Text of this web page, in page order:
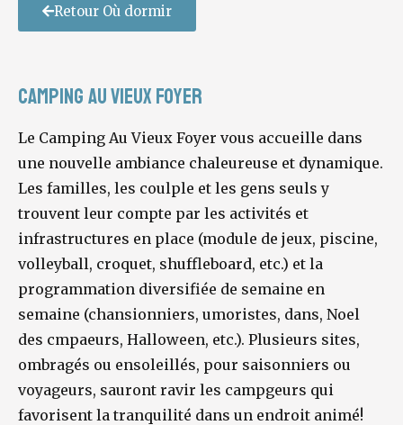
Retour Où dormir
Camping Au Vieux Foyer
Le Camping Au Vieux Foyer vous accueille dans
une nouvelle ambiance chaleureuse et dynamique.
Les familles, les coulple et les gens seuls y
trouvent leur compte par les activités et
infrastructures en place (module de jeux, piscine,
volleyball, croquet, shuffleboard, etc.) et la
programmation diversifiée de semaine en
semaine (chansionniers, umoristes, dans, Noel
des cmpaeurs, Halloween, etc.). Plusieurs sites,
ombragés ou ensoleillés, pour saisonniers ou
voyageurs, sauront ravir les campgeurs qui
favorisent la tranquilité dans un endroit animé!